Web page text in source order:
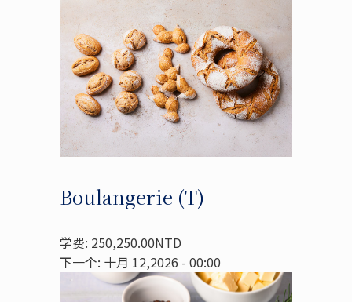
Boulangerie (T)
学费: 250,250.00NTD
下一个: 十月 12,2026 - 00:00